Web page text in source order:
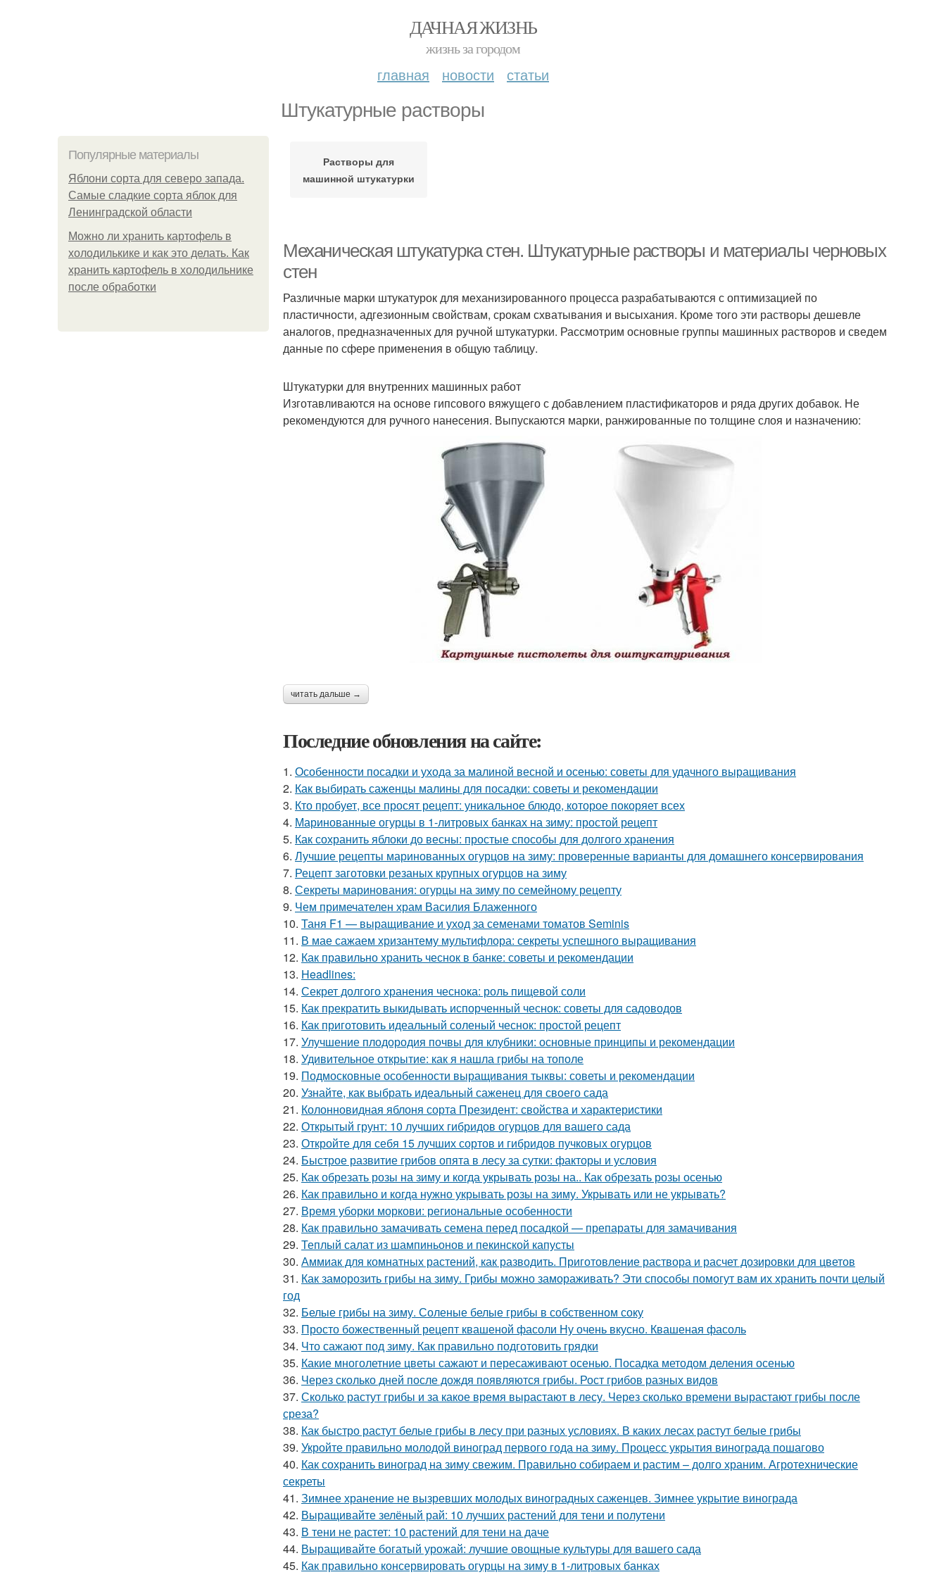
ДАЧНАЯ ЖИЗНЬ
жизнь за городом
главная новости статьи
Штукатурные растворы
Популярные материалы
Яблони сорта для северо запада.
Самые сладкие сорта яблок для
Ленинградской области
Можно ли хранить картофель в
холодилькике и как это делать. Как
хранить картофель в холодильнике
после обработки
Растворы для
машинной штукатурки
Механическая штукатурка стен. Штукатурные растворы и материалы черновых
стен
Различные марки штукатурок для механизированного процесса разрабатываются с оптимизацией по
пластичности, адгезионным свойствам, срокам схватывания и высыхания. Кроме того эти растворы дешевле
аналогов, предназначенных для ручной штукатурки. Рассмотрим основные группы машинных растворов и сведем
данные по сфере применения в общую таблицу.
Штукатурки для внутренних машинных работ
Изготавливаются на основе гипсового вяжущего с добавлением пластификаторов и ряда других добавок. Не
рекомендуются для ручного нанесения. Выпускаются марки, ранжированные по толщине слоя и назначению:
читать дальше →
Последние обновления на сайте:
1. Особенности посадки и ухода за малиной весной и осенью: советы для удачного выращивания
2. Как выбирать саженцы малины для посадки: советы и рекомендации
3. Кто пробует, все просят рецепт: уникальное блюдо, которое покоряет всех
4. Маринованные огурцы в 1-литровых банках на зиму: простой рецепт
5. Как сохранить яблоки до весны: простые способы для долгого хранения
6. Лучшие рецепты маринованных огурцов на зиму: проверенные варианты для домашнего консервирования
7. Рецепт заготовки резаных крупных огурцов на зиму
8. Секреты маринования: огурцы на зиму по семейному рецепту
9. Чем примечателен храм Василия Блаженного
10. Таня F1 — выращивание и уход за семенами томатов Seminis
11. В мае сажаем хризантему мультифлора: секреты успешного выращивания
12. Как правильно хранить чеснок в банке: советы и рекомендации
13. Headlines:
14. Секрет долгого хранения чеснока: роль пищевой соли
15. Как прекратить выкидывать испорченный чеснок: советы для садоводов
16. Как приготовить идеальный соленый чеснок: простой рецепт
17. Улучшение плодородия почвы для клубники: основные принципы и рекомендации
18. Удивительное открытие: как я нашла грибы на тополе
19. Подмосковные особенности выращивания тыквы: советы и рекомендации
20. Узнайте, как выбрать идеальный саженец для своего сада
21. Колонновидная яблоня сорта Президент: свойства и характеристики
22. Открытый грунт: 10 лучших гибридов огурцов для вашего сада
23. Откройте для себя 15 лучших сортов и гибридов пучковых огурцов
24. Быстрое развитие грибов опята в лесу за сутки: факторы и условия
25. Как обрезать розы на зиму и когда укрывать розы на.. Как обрезать розы осенью
26. Как правильно и когда нужно укрывать розы на зиму. Укрывать или не укрывать?
27. Время уборки моркови: региональные особенности
28. Как правильно замачивать семена перед посадкой — препараты для замачивания
29. Теплый салат из шампиньонов и пекинской капусты
30. Аммиак для комнатных растений, как разводить. Приготовление раствора и расчет дозировки для цветов
31. Как заморозить грибы на зиму. Грибы можно замораживать? Эти способы помогут вам их хранить почти целый
год
32. Белые грибы на зиму. Соленые белые грибы в собственном соку
33. Просто божественный рецепт квашеной фасоли Ну очень вкусно. Квашеная фасоль
34. Что сажают под зиму. Как правильно подготовить грядки
35. Какие многолетние цветы сажают и пересаживают осенью. Посадка методом деления осенью
36. Через сколько дней после дождя появляются грибы. Рост грибов разных видов
37. Сколько растут грибы и за какое время вырастают в лесу. Через сколько времени вырастают грибы после
среза?
38. Как быстро растут белые грибы в лесу при разных условиях. В каких лесах растут белые грибы
39. Укройте правильно молодой виноград первого года на зиму. Процесс укрытия винограда пошагово
40. Как сохранить виноград на зиму свежим. Правильно собираем и растим – долго храним. Агротехнические
секреты
41. Зимнее хранение не вызревших молодых виноградных саженцев. Зимнее укрытие винограда
42. Выращивайте зелёный рай: 10 лучших растений для тени и полутени
43. В тени не растет: 10 растений для тени на даче
44. Выращивайте богатый урожай: лучшие овощные культуры для вашего сада
45. Как правильно консервировать огурцы на зиму в 1-литровых банках